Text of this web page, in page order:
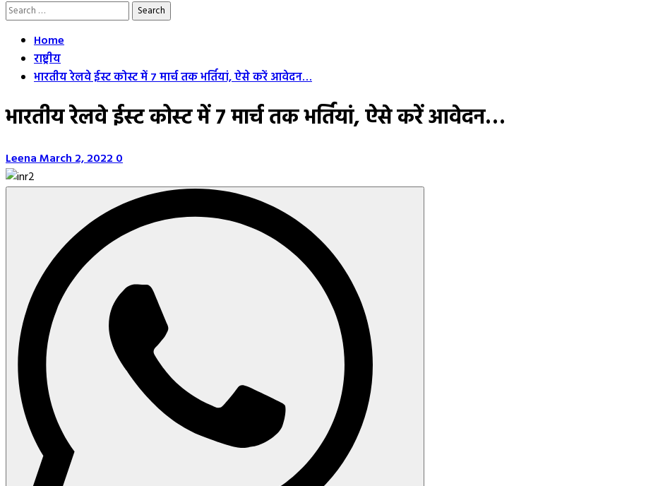
Search
Home
राष्ट्रीय
भारतीय रेलवे ईस्ट कोस्ट में 7 मार्च तक भर्तियां, ऐसे करें आवेदन…
भारतीय रेलवे ईस्ट कोस्ट में 7 मार्च तक भर्तियां, ऐसे करें आवेदन…
LeenaMarch 2, 20220